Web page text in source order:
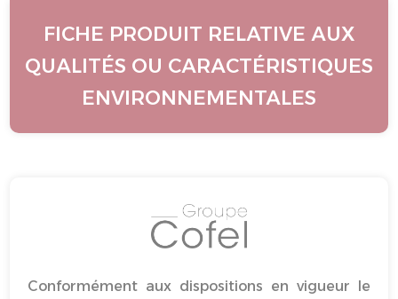
FICHE PRODUIT RELATIVE AUX
QUALITÉS OU CARACTÉRISTIQUES
ENVIRONNEMENTALES
Conformément aux dispositions en vigueur le